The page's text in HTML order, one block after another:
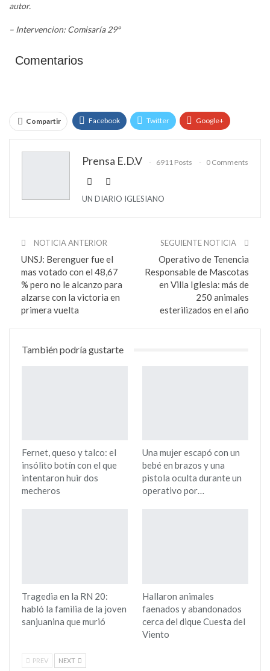
autor.
– Intervencion: Comisaría 29°
Comentarios
Compartir Facebook Twitter Google+
Prensa E.D.V 6911 Posts 0 Comments
UN DIARIO IGLESIANO
NOTICIA ANTERIOR
UNSJ: Berenguer fue el
mas votado con el 48,67
% pero no le alcanzo para
alzarse con la victoria en
primera vuelta
SEGUIENTE NOTICIA
Operativo de Tenencia
Responsable de Mascotas
en Villa Iglesia: más de
250 animales
esterilizados en el año
También podría gustarte
Fernet, queso y talco: el
insólito botín con el que
intentaron huir dos
mecheros
Una mujer escapó con un
bebé en brazos y una
pistola oculta durante un
operativo por…
Tragedia en la RN 20:
habló la familia de la joven
sanjuanina que murió
Hallaron animales
faenados y abandonados
cerca del dique Cuesta del
Viento
PREV NEXT